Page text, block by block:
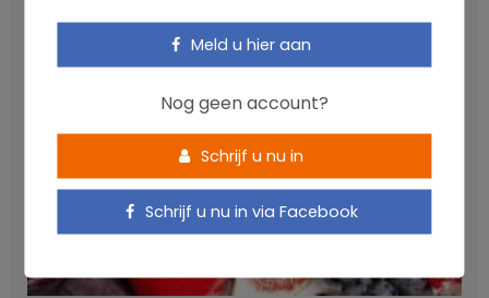
Anthocyanen: gunstig voor de cardiometabole
Meld u hier aan
Nog geen account?
Schrijf u nu in
Schrijf u nu in via Facebook